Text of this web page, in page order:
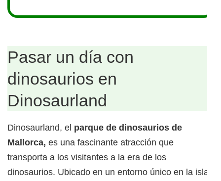
Pasar un día con
dinosaurios en
Dinosaurland
Dinosaurland, el parque de dinosaurios de
Mallorca, es una fascinante atracción que
transporta a los visitantes a la era de los
dinosaurios. Ubicado en un entorno único en la isla,